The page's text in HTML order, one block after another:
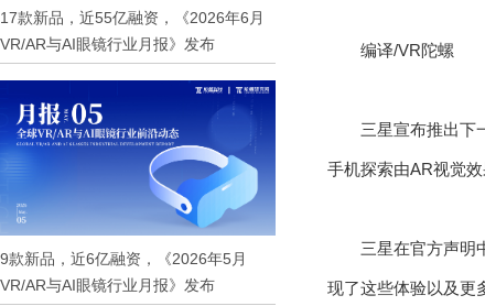
17款新品，近55亿融资，《2026年6月
VR/AR与AI眼镜行业月报》发布
9款新品，近6亿融资，《2026年5月
VR/AR与AI眼镜行业月报》发布
编译/VR陀螺
三星宣布推出下
手机探索由AR视觉
三星在官方声明
现了这些体验以及更